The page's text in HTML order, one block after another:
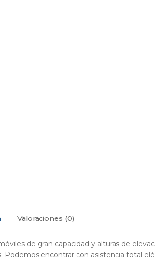
Valoraciones (0)
de gran capacidad y alturas de
Podemos encontrar con asistencia total